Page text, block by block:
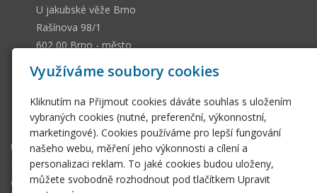
U jakubské věže Brno
Rašínova 98/1
602 00 Brno - město
13036661
CZ505112128
ssobotkova@gmail.com
+420 542 212 393
Úvodní stránka
E-shop
Obchodní podmínky
Využíváme soubory cookies
Kliknutím na Přijmout cookies dáváte souhlas s uložením
vybraných cookies (nutné, preferenční, výkonnostní,
marketingové). Cookies používáme pro lepší fungování
našeho webu, měření jeho výkonnosti a cílení a
personalizaci reklam. To jaké cookies budou uloženy,
můžete svobodně rozhodnout pod tlačítkem Upravit